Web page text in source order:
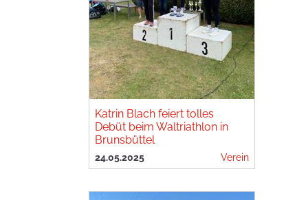
Katrin Blach feiert tolles
Debüt beim Waltriathlon in
Brunsbüttel
24.05.2025 Verein